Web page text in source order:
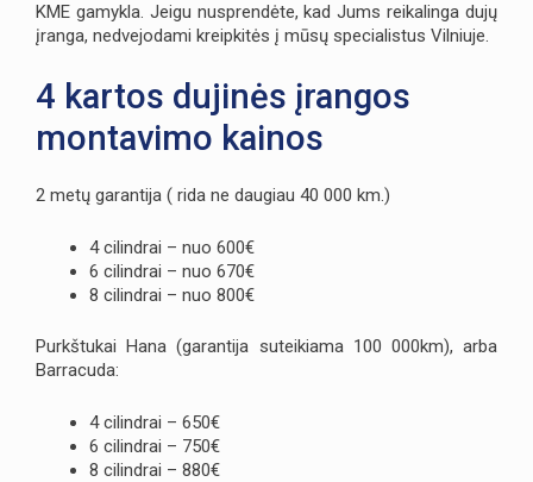
KME gamykla. Jeigu nusprendėte, kad Jums reikalinga dujų
įranga, nedvejodami kreipkitės į mūsų specialistus Vilniuje.
4 kartos dujinės įrangos
montavimo kainos
2 metų garantija ( rida ne daugiau 40 000 km.)
4 cilindrai – nuo 600€
6 cilindrai – nuo 670€
8 cilindrai – nuo 800€
Purkštukai Hana (garantija suteikiama 100 000km), arba
Barracuda:
4 cilindrai – 650€
6 cilindrai – 750€
8 cilindrai – 880€